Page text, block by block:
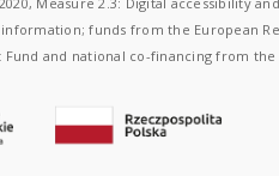
funds from the European
Fund and national co-financing from the